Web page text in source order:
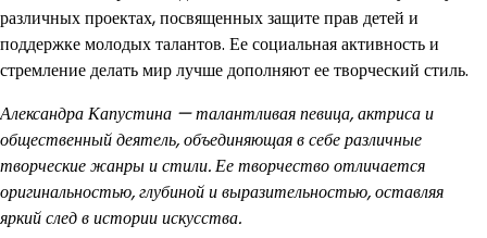
различных проектах, посвященных защите прав детей и
поддержке молодых талантов. Ее социальная активность и
стремление делать мир лучше дополняют ее творческий стиль.
Александра Капустина — талантливая певица, актриса и
общественный деятель, объединяющая в себе различные
творческие жанры и стили. Ее творчество отличается
оригинальностью, глубиной и выразительностью, оставляя
яркий след в истории искусства.